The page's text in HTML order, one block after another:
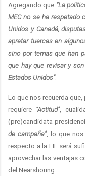
Agregando que “La
MEC no se ha respetado
Unidos y Canadá,
apretar tuercas en
sino por temas que han
que hay que revisar y
Estados Unidos”.
Lo que nos recuerda
requiere “Actitud”,
(pre)candidata
de campaña”, lo que nos
respecto a la LIE será
aprovechar las ventajas
del Nearshoring.